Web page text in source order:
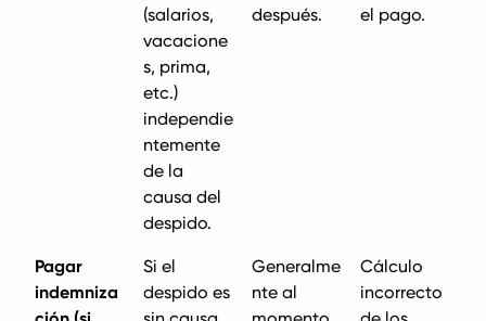
(salarios,
vacacione
s, prima,
etc.)
independie
ntemente
de la
causa del
despido.
después.
el pago.
Pagar
indemniza
Si el
despido es
Generalme
nte al
Cálculo
incorrecto